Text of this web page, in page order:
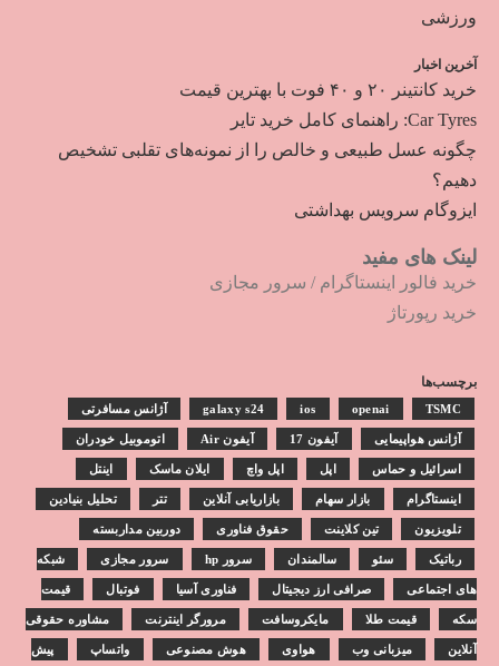
ورزشی
آخرین اخبار
خرید کانتینر ۲۰ و ۴۰ فوت با بهترین قیمت
Car Tyres: راهنمای کامل خرید تایر
چگونه عسل طبیعی و خالص را از نمونه‌های تقلبی تشخیص
دهیم؟
ایزوگام سرویس بهداشتی
لینک های مفید
خرید فالور اینستاگرام / سرور مجازی
خرید رپورتاژ
برچسب‌ها
galaxy s24 ios openai TSMC آژانس مسافرتی
آژانس هواپیمایی آیفون 17 آیفون Air اتوموبیل خودران
اسرائیل و حماس اپل اپل واچ ایلان ماسک اینتل
اینستاگرام بازار سهام بازاریابی آنلاین تتر تحلیل بنیادین
تلویزیون تین کلاینت حقوق فناوری دوربین مداربسته
رباتیک سئو سالمندان سرور hp سرور مجازی شبکه
های اجتماعی صرافی ارز دیجیتال فناوری آسیا فوتبال قیمت
سکه قیمت طلا مایکروسافت مرورگر اینترنت مشاوره حقوقی
آنلاین میزبانی وب هواوی هوش مصنوعی واتساپ پیش